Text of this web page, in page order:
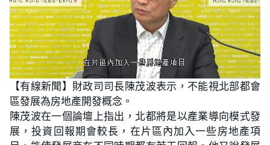
U
n
m
t
e
o
a
d
e
d
:
8
7
.
1
【有線新聞】財政司司長陳茂波表示，不能視北部都會
區發展為房地產開發概念。
陳茂波在一個論壇上指出，北都將是以產業導向模式發
展，投資回報期會較長，在片區內加入一些房地產項